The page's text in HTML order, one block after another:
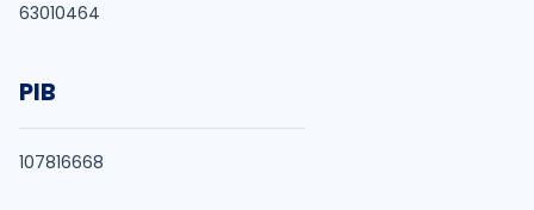
63010464
PIB
107816668